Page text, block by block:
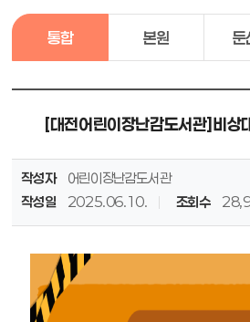
통합 본원 둔
[대전어린이장난감도서관]비상
작성자
어린이장난감도서관
작성일
2025.06.10. 조회수